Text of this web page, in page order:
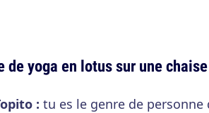
de yoga en lotus sur une
: tu es le genre de personne